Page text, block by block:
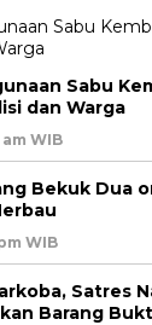
Sabu
dan Warga
WIB
Bekuk Dua
WIB
Satres
Barang